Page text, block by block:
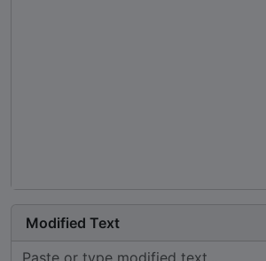
Modified Text